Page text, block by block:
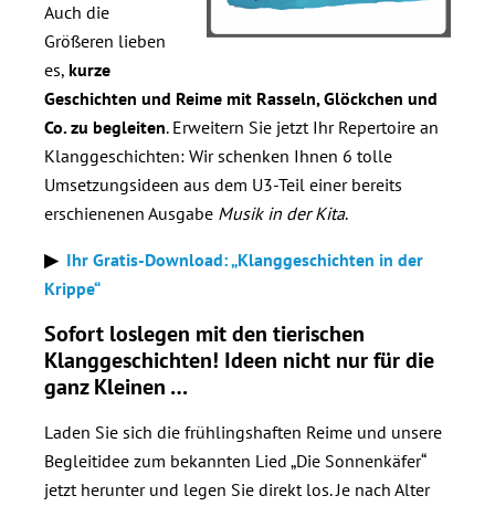
Auch die
Größeren lieben
es, kurze
Geschichten und Reime mit Rasseln, Glöckchen und
Co. zu begleiten. Erweitern Sie jetzt Ihr Repertoire an
Klanggeschichten: Wir schenken Ihnen 6 tolle
Umsetzungsideen aus dem U3-Teil einer bereits
erschienenen Ausgabe Musik in der Kita.
▶ Ihr Gratis-Download: „Klanggeschichten in der
Krippe“
Sofort loslegen mit den tierischen
Klanggeschichten! Ideen nicht nur für die
ganz Kleinen …
Laden Sie sich die frühlingshaften Reime und unsere
Begleitidee zum bekannten Lied „Die Sonnenkäfer“
jetzt herunter und legen Sie direkt los. Je nach Alter